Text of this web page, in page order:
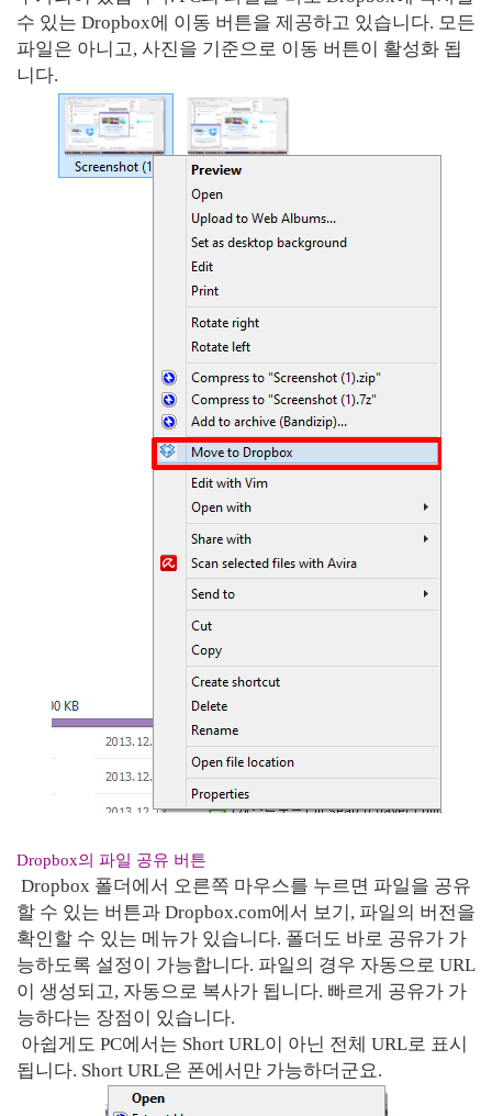
수 있는 Dropbox에 이동 버튼을 제공하고 있습니다. 모든
파일은 아니고, 사진을 기준으로 이동 버튼이 활성화 됩
니다.
Dropbox의 파일 공유 버튼
Dropbox 폴더에서 오른쪽 마우스를 누르면 파일을 공유
할 수 있는 버튼과 Dropbox.com에서 보기, 파일의 버전을
확인할 수 있는 메뉴가 있습니다. 폴더도 바로 공유가 가
능하도록 설정이 가능합니다. 파일의 경우 자동으로 URL
이 생성되고, 자동으로 복사가 됩니다. 빠르게 공유가 가
능하다는 장점이 있습니다.
아쉽게도 PC에서는 Short URL이 아닌 전체 URL로 표시
됩니다. Short URL은 폰에서만 가능하더군요.